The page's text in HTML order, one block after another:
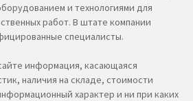
и технологиями для
работ. В штате компании
специалисты.
информация, касающаяся
наличия на складе, стоимости
характер и ни при каких